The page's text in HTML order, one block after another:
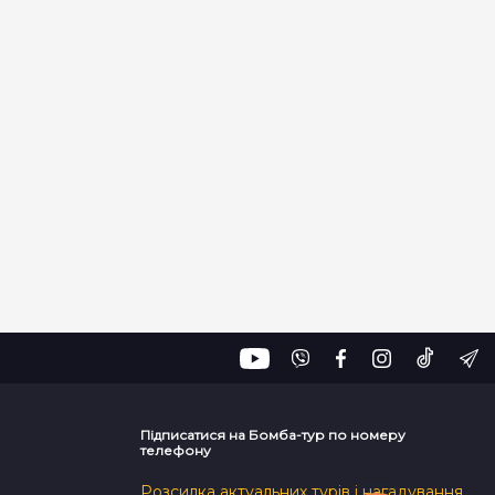
Підписатися на Бомба-тур по номеру
телефону